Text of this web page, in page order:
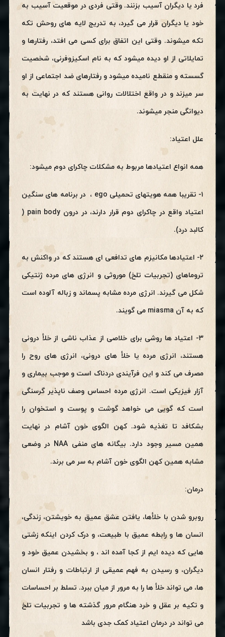
فرد یا دیگران آسیب بزنند. وقتی فردی در موقعیت آسیب به
خود یا دیگران قرار می گیرد، به تدریج لایه های روحش تکه
تکه میشوند. وقتی این اتفاق برای کسی می افتد، رفتارها و
تمایلاتی از او دیده میشود که به نام اسکیزوفرنی، شخصیت
گسسته و منقطع نامیده میشود و رفتارهای ضد اجتماعی از او
سر میزند و در واقع اختلالات روانی هستند که در نهایت به
دیوانگی منجر میشوند.
علل اعتیاد:
همه انواع اعتیادها مربوط به مشکلات چاکرای دوم میشود:
۱- تقریبا همه هویتهای تحمیلی ego ، در برنامه های سنگین
اعتیاد واقع در چاکرای دوم قرار دارند، در درون pain body (
کالبد درد).
۲- اعتیادها مکانیزم های تدافعی ای هستند که در واکنش به
تروماهای (تجربیات تلخ) موروثی و انرژی های مرده ژنتیکی
شکل می گیرند. انرژی مرده مشابه پسماند و زباله آلوده است
که به آن miasma می گویند.
۳- اعتیاد ها روشی برای خلاصی از عذاب ناشی از خلأ درونی
هستند، انرژی مرده یا خلأ های درونی، انرژی های روح را
مصرف می کند و این فرآیندی دردناک است و موجب بیماری و
آزار فیزیکی است. انرژی مرده احساس وصف ناپذیر گرسنگی
است که گویی می خواهد گوشت و پوست و استخوان را
بشکافد تا تغذیه شود. کهن الگوی خون آشام در نهایت
همین مسیر وجود دارد. بیگانه های منفی NAA در وضعی
مشابه همین کهن الگوی خون آشام به سر می برند.
درمان:
روبرو شدن با خلأها، یافتن عشق عمیق به خویشتن، زندگی،
انسان ها و رابطه عمیق با طبیعت، و درک کردن اینکه زشتی
هایی که دیده ایم از کجا آمده اند ، و بخشیدن عمیق خود و
دیگران، و رسیدن به فهم عمیقی از ارتباطات و رفتار انسان
ها، می تواند خلأ ها را به مرور از میان ببرد. تسلط بر احساسات
و تکیه بر عقل و خرد هنگام مرور گذشته ها و تجربیات تلخ
می تواند در درمان اعتیاد کمک جدی باشد